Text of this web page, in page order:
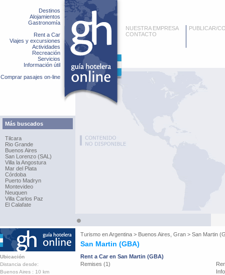
Destinos
Alojamientos
Gastronomía
Rent a Car
Viajes y excursiones
Actividades
Recreación
Servicios
Información útil
Comprar pasajes on-line
Más buscados
Tilcara
Rio Grande
Buenos Aires
San Lorenzo (SAL)
Villa la Angostura
Mar del Plata
Córdoba
Puerto Madryn
Montevideo
Neuquen
Villa Carlos Paz
El Calafate
NUESTRA EMPRESA
CONTACTO
PUBLICAR/
Turismo enArgentina > Buenos Aires, Gran > San Martin
San Martin (GBA)
Ubicación
Distancia desde:
Buenos Aires : 10 km
Rent a Car en San Martin (GBA)
Remises (1)